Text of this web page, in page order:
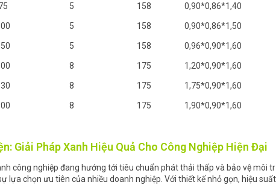
5 158 0,90*0,86*1,40
5 158 0,90*0,86*1,50
5 158 0,96*0,90*1,60
8 175 1,20*0,90*1,60
8 175 1,75*0,90*1,60
8 175 1,90*0,90*1,60
Giải Pháp Xanh Hiệu Quả Cho Công Nghiệp Hiện Đại
công nghiệp đang hướng tới tiêu chuẩn phát thải thấp và bảo vệ môi
lựa chọn ưu tiên của nhiều doanh nghiệp. Với thiết kế nhỏ gọn, hiệu